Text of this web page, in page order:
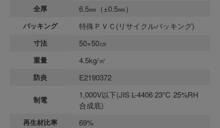
全厚 6.5㎜（±0.5㎜）
バッキング 特殊ＰＶＣ(リサイクルバッキング)
寸法 50×50㎝
重量 4.5kg/㎡
防炎 E2190372
制電
1,000V以下(JIS L-4406 23℃ 25%RH
合成底)
再生材比率 69%